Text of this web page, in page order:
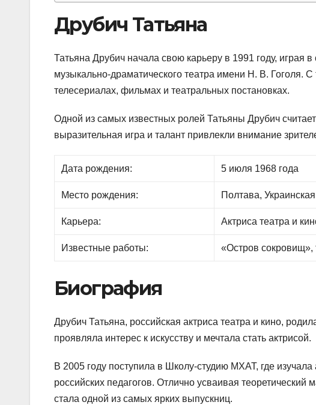
Друбич Татьяна
Татьяна Друбич начала свою карьеру в 1991 году, играя в
музыкально-драматического театра имени Н. В. Гоголя.
телесериалах, фильмах и театральных постановках.
Одной из самых известных ролей Татьяны Друбич
выразительная игра и талант привлекли внимание
Дата рождения: 5 июля 1968 года
Место рождения: Полтава,
Карьера: Актриса театра и
Известные работы: «Остров сокровищ»,
Биография
Друбич Татьяна, российская актриса театра и кино,
проявляла интерес к искусству и мечтала стать актрисой.
В 2005 году поступила в Школу-студию МХАТ, где
российских педагогов. Отлично усваивая
стала одной из самых ярких выпускниц.